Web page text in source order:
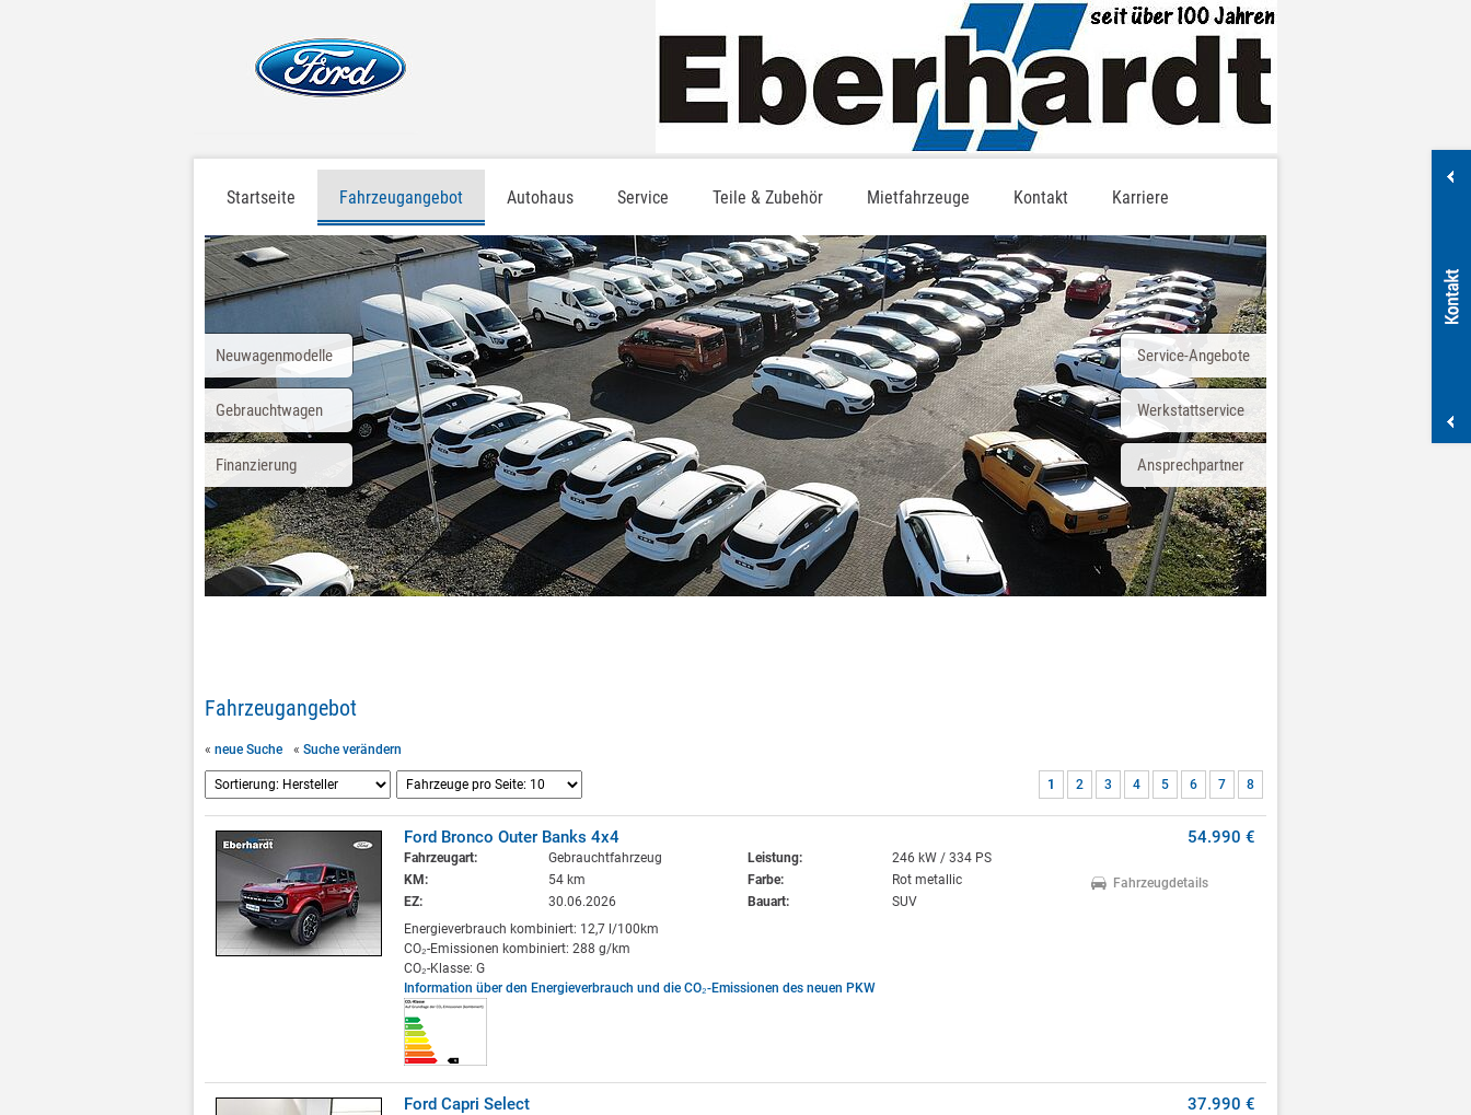
Startseite Fahrzeugangebot Autohaus Service Teile & Zubehör Mietfahrzeuge Kontakt Karriere
Neuwagenmodelle
Gebrauchtwagen
Finanzierung
Service-Angebote
Werkstattservice
Ansprechpartner
Fahrzeugangebot
« neue Suche « Suche verändern
1 2 3 4 5 6 7 8
Ford Bronco Outer Banks 4x4
Fahrzeugart:
Gebrauchtfahrzeug
KM:
54 km
EZ:
30.06.2026
Leistung:
246 kW / 334 PS
Farbe:
Rot metallic
Bauart:
SUV
Energieverbrauch kombiniert: 12,7 l/100km
CO₂-Emissionen kombiniert: 288 g/km
CO₂-Klasse: G
Information über den Energieverbrauch und die CO₂-Emissionen des neuen PKW
54.990 €
Fahrzeugdetails
Ford Capri Select 37.990 €